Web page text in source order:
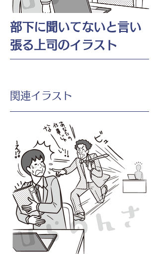
部下に聞いてないと言い
張る上司のイラスト
​関連イラスト